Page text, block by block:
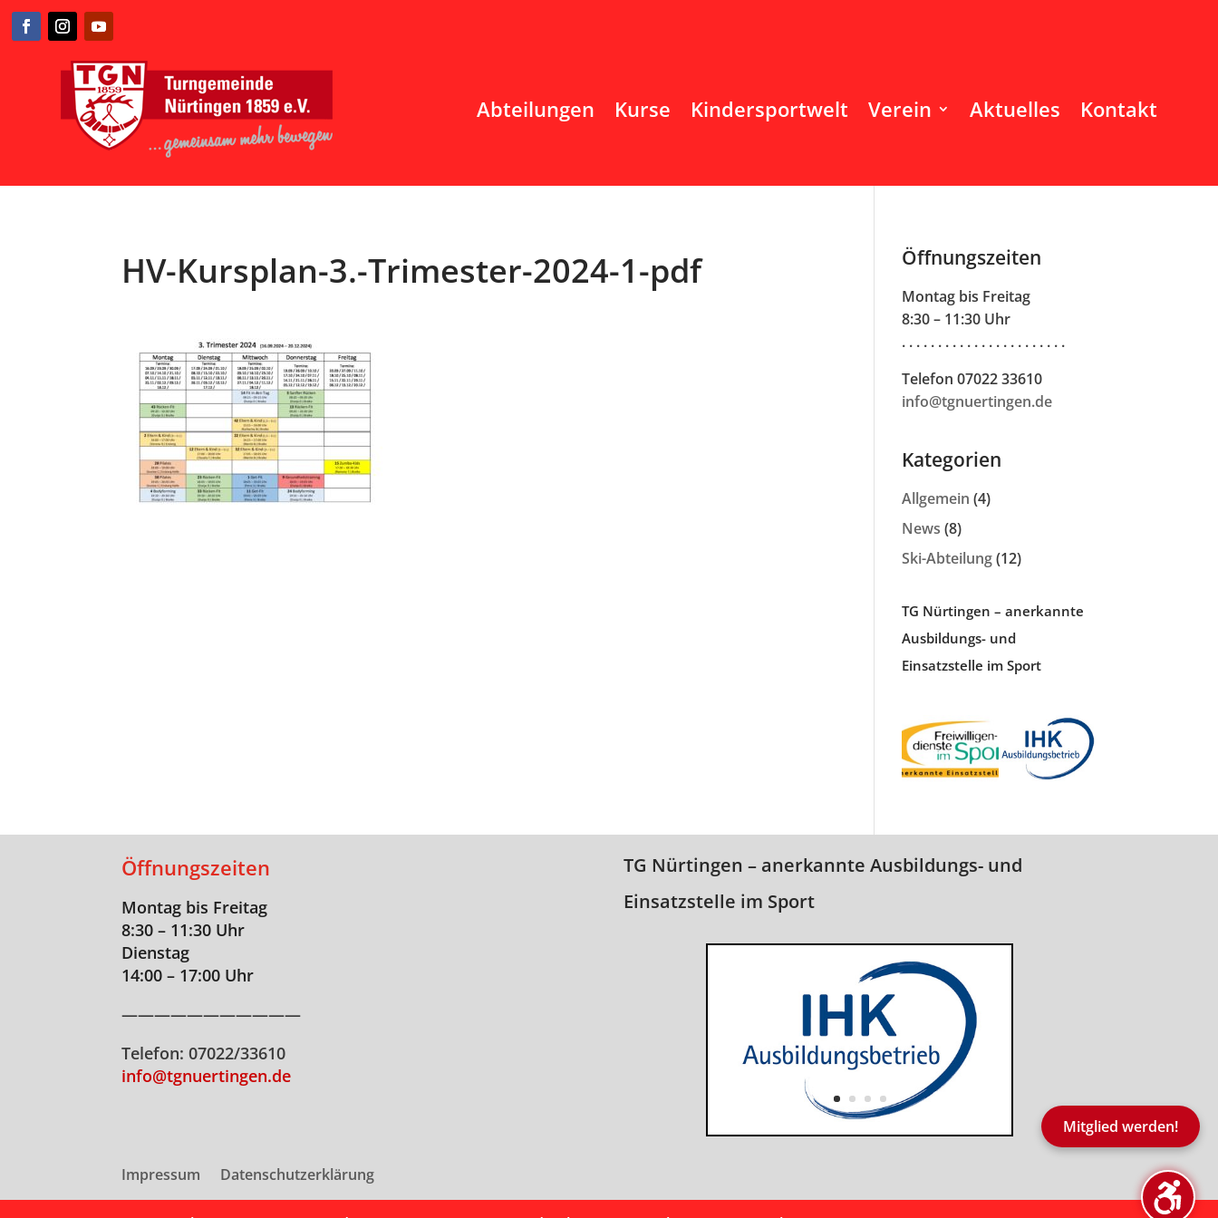
Abteilungen Kurse Kindersportwelt Verein Aktuelles Kontakt
HV-Kursplan-3.-Trimester-2024-1-pdf Öffnungszeiten
Montag bis Freitag
8:30 – 11:30 Uhr
. . . . . . . . . . . . . . . . . . . . . . .
Telefon 07022 33610
info@tgnuertingen.de
Kategorien
Allgemein (4)
News (8)
Ski-Abteilung(12)
TG Nürtingen – anerkannte
Ausbildungs- und
Einsatzstelle im Sport
Öffnungszeiten
Montag bis Freitag
8:30 – 11:30 Uhr
Dienstag
14:00 – 17:00 Uhr
———————————
Telefon: 07022/33610
info@tgnuertingen.de
TG Nürtingen – anerkannte Ausbildungs- und
Einsatzstelle im Sport
Impressum Datenschutzerklärung
Mitglied werden!